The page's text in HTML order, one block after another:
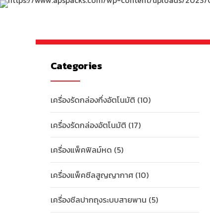
Categories
เครื่องรัดกล่องกึ่งอัตโนมัติ (10)
เครื่องรัดกล่องอัตโนมัติ (17)
เครื่องแพ็คฟิลม์หด (5)
เครื่องแพ็คซีลสูญญากาศ (10)
เครื่องซีลปากถุงระบบสายพาน (5)